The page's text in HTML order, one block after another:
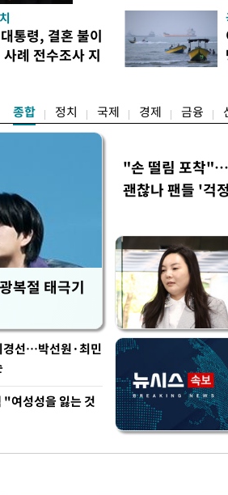
보가 8일 제주·인천 지역
다. 앞서 정청래 후보 우세
·울산·경남 경선에서 1승
제주·인천 경선에서 이기
통령, 결혼 불이
사례 전수조사 지
종합 정치 국제 경제 금융
복절 태극기
"손 떨림 포착
괜찮나 팬들 '걱
경선…박선원·최민
"여성성을 잃는 것